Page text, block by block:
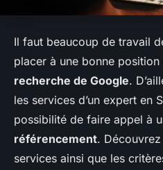
Il faut beaucoup de travail
placer à une bonne position
recherche de Google.
les services d’un expert en
possibilité de faire appel à
référencement.
services ainsi que les